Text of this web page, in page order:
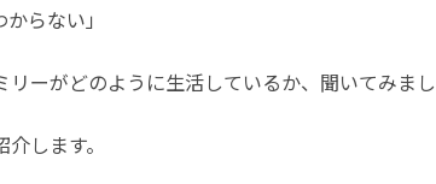
らない」
ーがどのように生活しているか、聞いてみまし
します。